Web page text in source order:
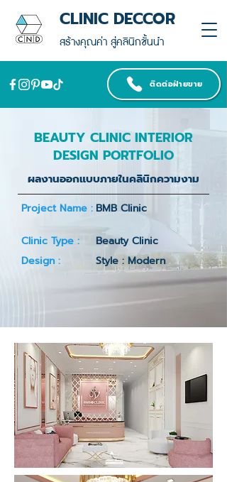
สร้างคุณค่า สู่คลินิกชั้นนำ
CLINIC DECCOR
ติดต่อฝ่ายขาย
BEAUTY CLINIC INTERIOR
DESIGN PORTFOLIO
ผลงานออกแบบภายในคลินิกความงาม
Project Name : BMB Clinic
Clinic Type :
Beauty Clinic
Design :
Style : Modern